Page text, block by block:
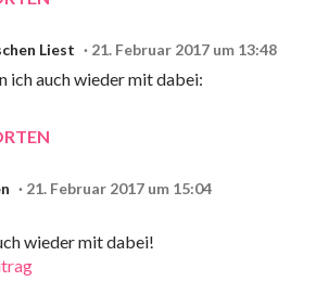
Liest 21. Februar 2017 um 13:48
ich auch wieder mit dabei:
21. Februar 2017 um 15:04
wieder mit dabei!